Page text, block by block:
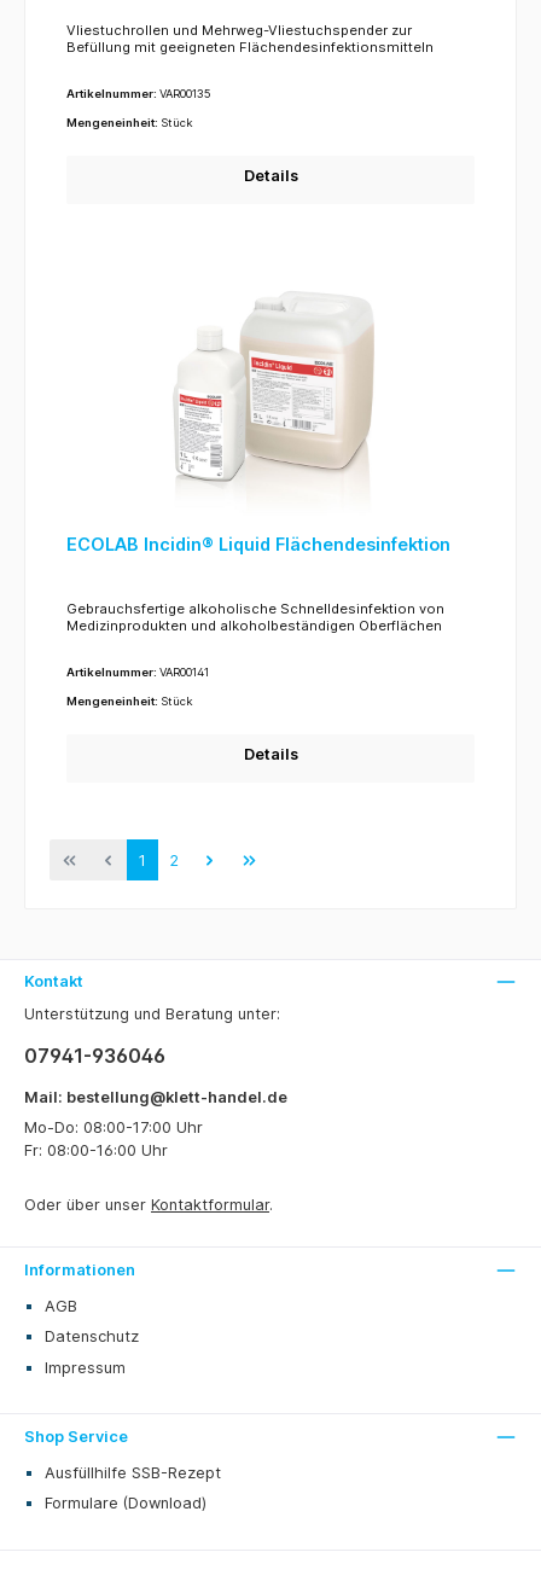
Vliestuchrollen und Mehrweg-Vliestuchspender zur
Befüllung mit geeigneten Flächendesinfektionsmitteln
Artikelnummer: VAR00135
Mengeneinheit: Stück
Details
ECOLAB Incidin® Liquid Flächendesinfektion
Gebrauchsfertige alkoholische Schnelldesinfektion von
Medizinprodukten und alkoholbeständigen Oberflächen
Artikelnummer: VAR00141
Mengeneinheit: Stück
Details
1 2
Kontakt
Unterstützung und Beratung unter:
07941-936046
Mail: bestellung@klett-handel.de
Mo-Do: 08:00-17:00 Uhr
Fr: 08:00-16:00 Uhr
Oder über unser Kontaktformular.
Informationen
AGB
Datenschutz
Impressum
Shop Service
Ausfüllhilfe SSB-Rezept
Formulare (Download)